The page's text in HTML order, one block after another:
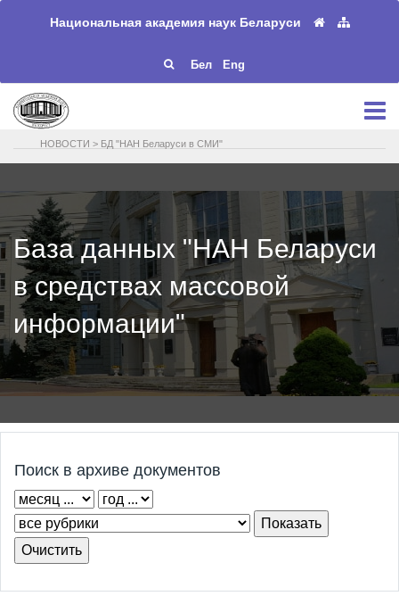
Национальная академия наук Беларуси
Бел Eng
НОВОСТИ > БД "НАН Беларуси в СМИ"
База данных "НАН Беларуси
в средствах массовой
информации"
Поиск в архиве документов